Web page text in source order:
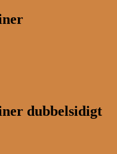
dubbelsidigt